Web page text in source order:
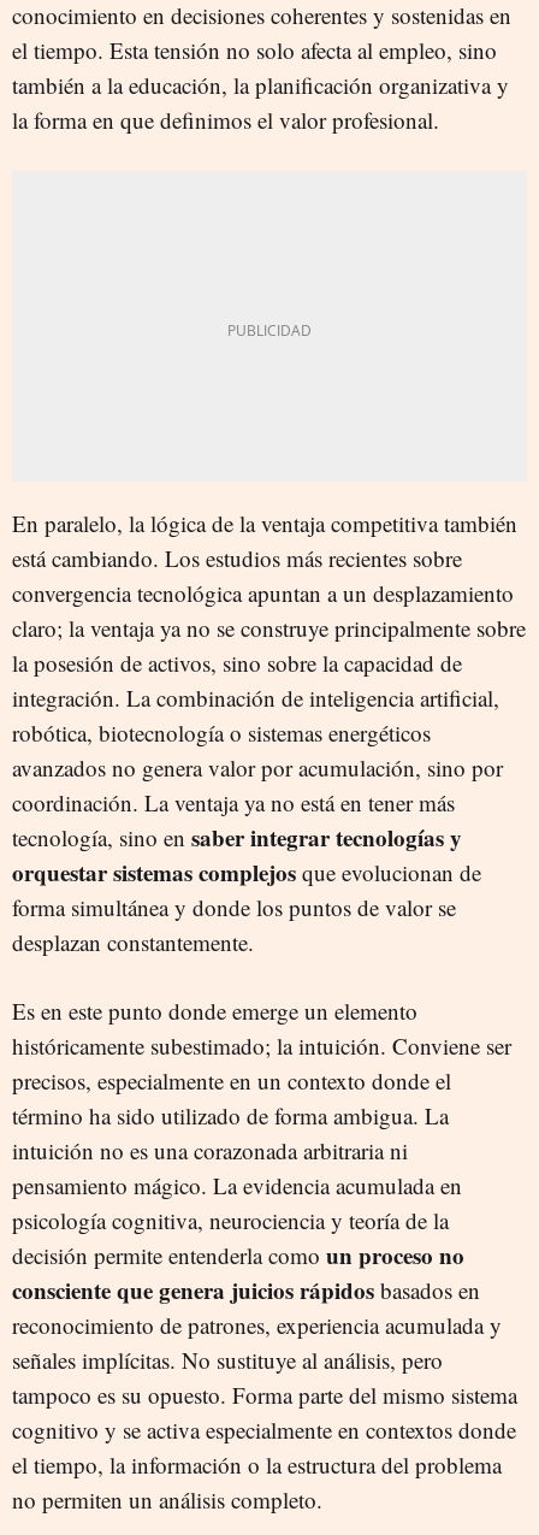
conocimiento en decisiones coherentes y sostenidas en
el tiempo. Esta tensión no solo afecta al empleo, sino
también a la educación, la planificación organizativa y
la forma en que definimos el valor profesional.
En paralelo, la lógica de la ventaja competitiva también
está cambiando. Los estudios más recientes sobre
convergencia tecnológica apuntan a un desplazamiento
claro; la ventaja ya no se construye principalmente sobre
la posesión de activos, sino sobre la capacidad de
integración. La combinación de inteligencia artificial,
robótica, biotecnología o sistemas energéticos
avanzados no genera valor por acumulación, sino por
coordinación. La ventaja ya no está en tener más
tecnología, sino en saber integrar tecnologías y
orquestar sistemas complejos que evolucionan de
forma simultánea y donde los puntos de valor se
desplazan constantemente.
Es en este punto donde emerge un elemento
históricamente subestimado; la intuición. Conviene ser
precisos, especialmente en un contexto donde el
término ha sido utilizado de forma ambigua. La
intuición no es una corazonada arbitraria ni
pensamiento mágico. La evidencia acumulada en
psicología cognitiva, neurociencia y teoría de la
decisión permite entenderla como un proceso no
consciente que genera juicios rápidos basados en
reconocimiento de patrones, experiencia acumulada y
señales implícitas. No sustituye al análisis, pero
tampoco es su opuesto. Forma parte del mismo sistema
cognitivo y se activa especialmente en contextos donde
el tiempo, la información o la estructura del problema
no permiten un análisis completo.